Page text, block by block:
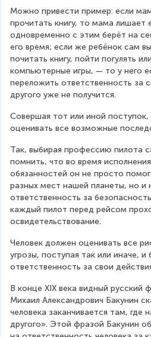
Можно привести пример: если
прочитать книгу, то мама лишает
одновременно с этим берёт на
его время; если же ребёнок сам
почитать книгу, пойти погулять
компьютерные игры, — то у него
переложить ответственность за
другого уже не получится.
Совершая тот или иной поступок,
оценивать все возможные
Так, выбирая профессию пилота
помнить, что во время
обязанностей он не просто
разных мест нашей планеты, но и
ответственность за
каждый пилот перед рейсом
освидетельствование.
Человек должен оценивать все
угрозы, поступая так или иначе, и
ответственность за свои
В конце XIX века видный русский
Михаил Александрович Бакунин
человека заканчивается там, где
другого». Этой фразой Бакунин